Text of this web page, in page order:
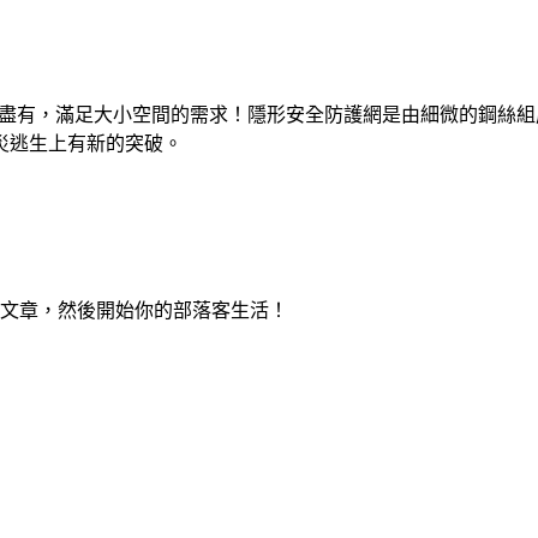
有，滿足大小空間的需求！隱形安全防護網是由細微的鋼絲
生上有新的突破。
章，然後開始你的部落客生活！